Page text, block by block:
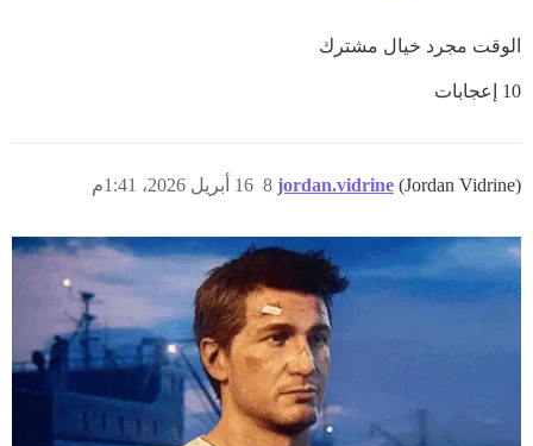
الوقت مجرد خيال مشترك
10 إعجابات
jordan.vidrine (Jordan Vidrine) 16 أبريل 2026، 1:41م 8